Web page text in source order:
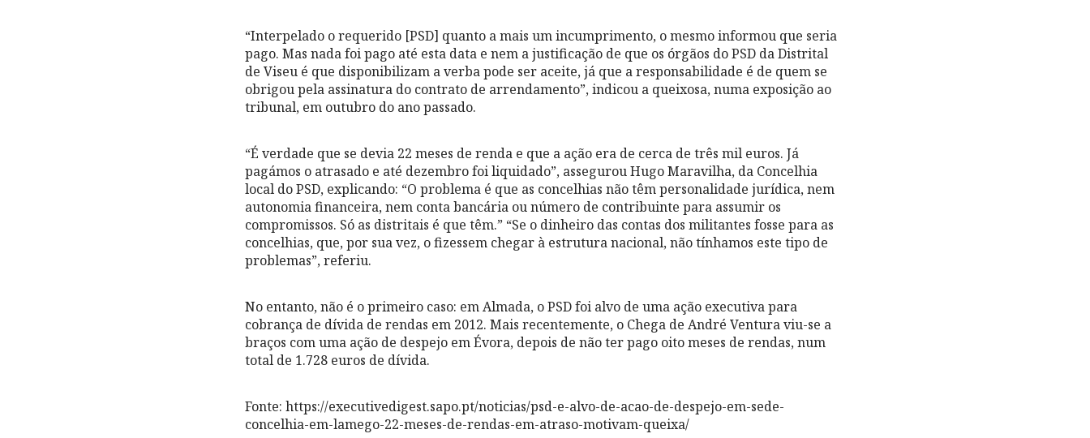
“Interpelado o requerido [PSD] quanto a mais um incumprimento, o mesmo informou que seria
pago. Mas nada foi pago até esta data e nem a justificação de que os órgãos do PSD da Distrital
de Viseu é que disponibilizam a verba pode ser aceite, já que a responsabilidade é de quem se
obrigou pela assinatura do contrato de arrendamento”, indicou a queixosa, numa exposição ao
tribunal, em outubro do ano passado.
“É verdade que se devia 22 meses de renda e que a ação era de cerca de três mil euros. Já
pagámos o atrasado e até dezembro foi liquidado”, assegurou Hugo Maravilha, da Concelhia
local do PSD, explicando: “O problema é que as concelhias não têm personalidade jurídica, nem
autonomia financeira, nem conta bancária ou número de contribuinte para assumir os
compromissos. Só as distritais é que têm.” “Se o dinheiro das contas dos militantes fosse para as
concelhias, que, por sua vez, o fizessem chegar à estrutura nacional, não tínhamos este tipo de
problemas”, referiu.
No entanto, não é o primeiro caso: em Almada, o PSD foi alvo de uma ação executiva para
cobrança de dívida de rendas em 2012. Mais recentemente, o Chega de André Ventura viu-se a
braços com uma ação de despejo em Évora, depois de não ter pago oito meses de rendas, num
total de 1.728 euros de dívida.
Fonte: https://executivedigest.sapo.pt/noticias/psd-e-alvo-de-acao-de-despejo-em-sede-
concelhia-em-lamego-22-meses-de-rendas-em-atraso-motivam-queixa/